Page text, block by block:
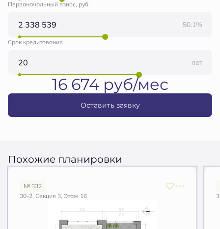
Первоначальный взнос, руб.
50.1%
Срок кредитования
лет
16 674 руб/мес
Оставить заявку
Похожие планировки
№ 332
30-2, Секция 3, Этаж 16